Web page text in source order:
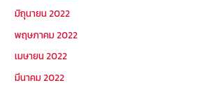
มิถุนายน 2022
พฤษภาคม 2022
เมษายน 2022
มีนาคม 2022